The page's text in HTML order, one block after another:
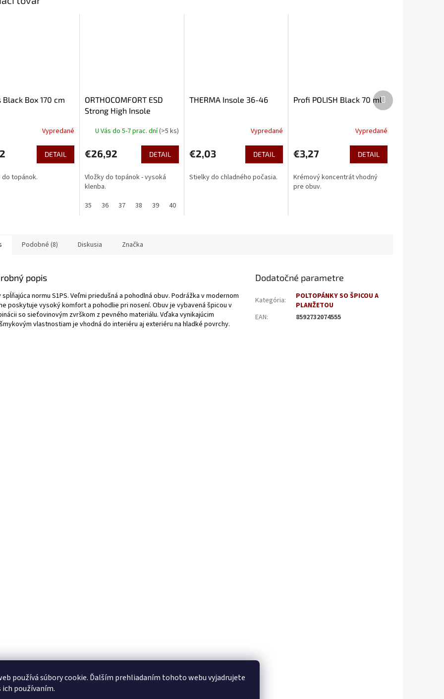
používá súbory cookie. Ďalším prehliadaním tohoto webu vyjadrujete
ich používaním.
Black Box 170 cm
Vypredané
DETAIL
do topánok.
ORTHOCOMFORT ESD
Strong High Insole
U Vás do 5-7 prac. dní(>5 ks)
€26,92 DETAIL
Vložky do topánok - vysoká
klenba.
35
36 37 38 39 40
THERMA Insole 36-46
Vypredané
€2,03 DETAIL
Stielky do chladného počasia.
Profi POLISH Black 70 ml
Vypredané
€3,27 DETAIL
Krémový koncentrát vhodný
pre obuv.
Ďalší
produkt
Podobné (8) Diskusia Značka
popis
spĺňajúca normu S1PS. Veľmi priedušná a pohodlná obuv. Podrážka v modernom
poskytuje vysoký komfort a pohodlie pri nosení. Obuv je vybavená špicou v
so sieťovinovým zvrškom z pevného materiálu. Vďaka vynikajúcim
vlastnostiam je vhodná do interiéru aj exteriéru na hladké povrchy.
Dodatočné parametre
Kategória:
POLTOPÁNKY SO ŠPICOU A
PLANŽETOU
EAN: 8592732074555